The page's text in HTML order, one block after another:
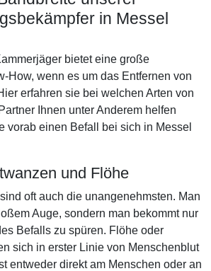
in Messel
bietet eine große
How, wenn es um das Entfernen von
erfahren sie bei welchen Arten von
Ihnen unter Anderem helfen
vorab einen Befall bei sich in Messel
und Flöhe
oft auch die unangenehmsten. Man
Auge, sondern man bekommt nur
Befalls zu spüren. Flöhe oder
sich in erster Linie von Menschenblut
entweder direkt am Menschen oder an